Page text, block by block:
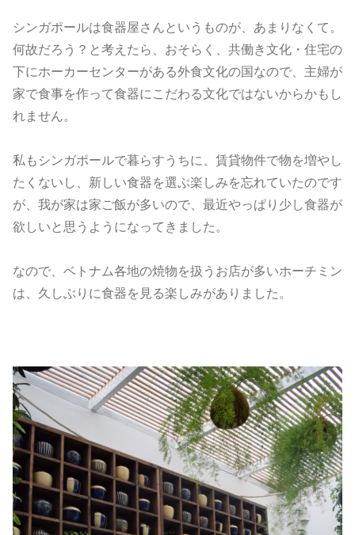
シンガポールは食器屋さんというものが、あまりなくて。
何故だろう？と考えたら、おそらく、共働き文化・住宅の
下にホーカーセンターがある外食文化の国なので、主婦が
家で食事を作って食器にこだわる文化ではないからかもし
れません。
私もシンガポールで暮らすうちに、賃貸物件で物を増やし
たくないし、新しい食器を選ぶ楽しみを忘れていたのです
が、我が家は家ご飯が多いので、最近やっぱり少し食器が
欲しいと思うようになってきました。
なので、ベトナム各地の焼物を扱うお店が多いホーチミン
は、久しぶりに食器を見る楽しみがありました。